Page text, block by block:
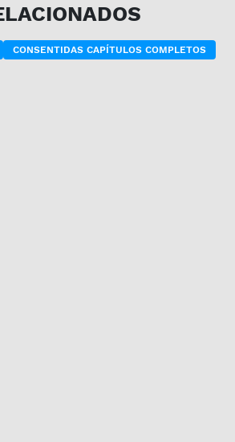
CONSENTIDAS CAPÍTULOS COMPLETOS